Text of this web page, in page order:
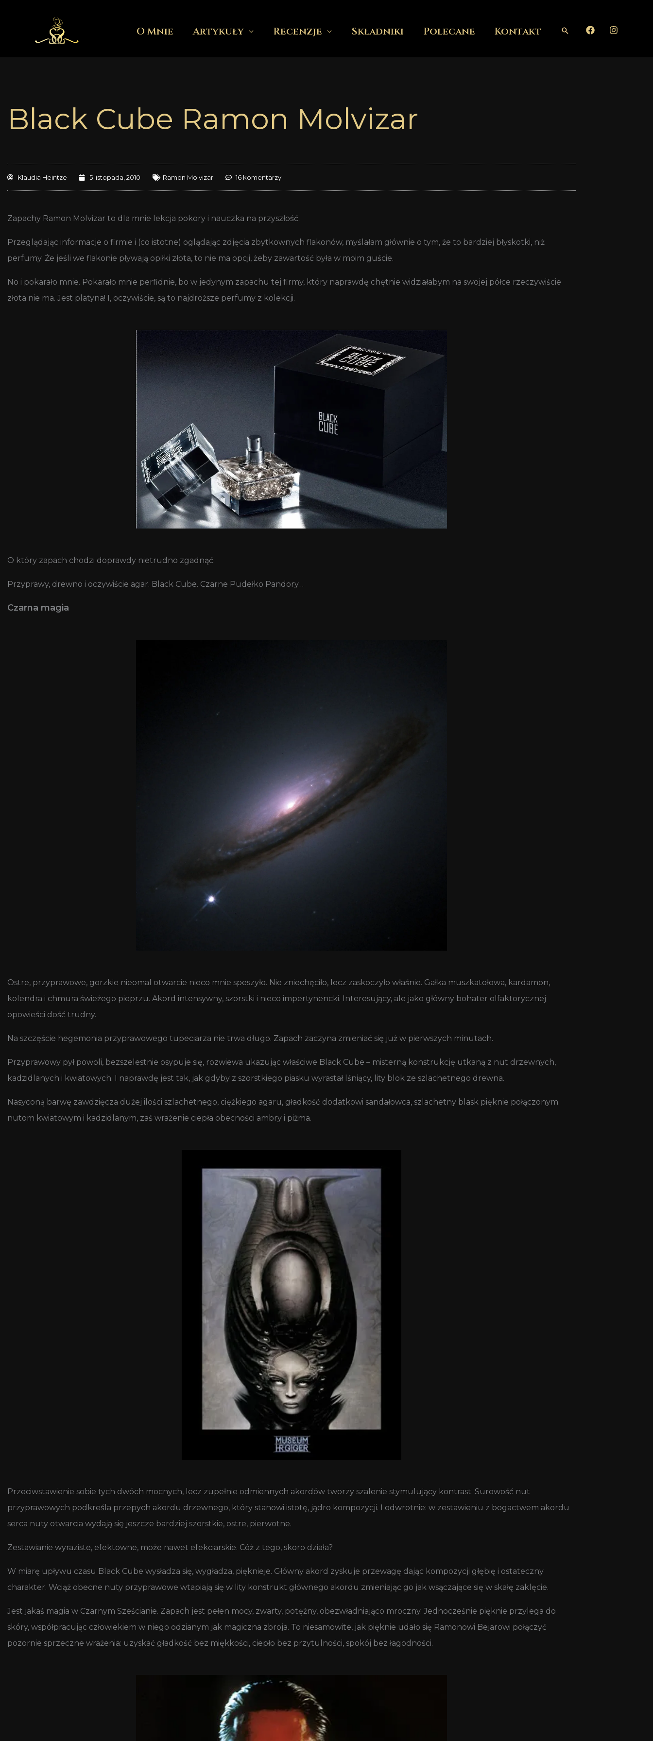
O Mnie Artykuły Recenzje Składniki Polecane Kontakt Szukaj
Black Cube Ramon Molvizar
Klaudia Heintze 5 listopada, 2010 Ramon Molvizar 16 komentarzy
Zapachy Ramon Molvizar to dla mnie lekcja pokory i nauczka na przyszłość.
Przeglądając informacje o firmie i (co istotne) oglądając zdjęcia zbytkownych flakonów, myślałam głównie o tym, że to bardziej błyskotki, niż
perfumy. Że jeśli we flakonie pływają opiłki złota, to nie ma opcji, żeby zawartość była w moim guście.
No i pokarało mnie. Pokarało mnie perfidnie, bo w jedynym zapachu tej firmy, który naprawdę chętnie widziałabym na swojej półce rzeczywiście
złota nie ma. Jest platyna! I, oczywiście, są to najdroższe perfumy z kolekcji.
O który zapach chodzi doprawdy nietrudno zgadnąć.
Przyprawy, drewno i oczywiście agar. Black Cube. Czarne Pudełko Pandory…
Czarna magia
Ostre, przyprawowe, gorzkie nieomal otwarcie nieco mnie speszyło. Nie zniechęciło, lecz zaskoczyło właśnie. Gałka muszkatołowa, kardamon,
kolendra i chmura świeżego pieprzu. Akord intensywny, szorstki i nieco impertynencki. Interesujący, ale jako główny bohater olfaktorycznej
opowieści dość trudny.
Na szczęście hegemonia przyprawowego tupeciarza nie trwa długo. Zapach zaczyna zmieniać się już w pierwszych minutach.
Przyprawowy pył powoli, bezszelestnie osypuje się, rozwiewa ukazując właściwe Black Cube – misterną konstrukcję utkaną z nut drzewnych,
kadzidlanych i kwiatowych. I naprawdę jest tak, jak gdyby z szorstkiego piasku wyrastał lśniący, lity blok ze szlachetnego drewna.
Nasyconą barwę zawdzięcza dużej ilości szlachetnego, ciężkiego agaru, gładkość dodatkowi sandałowca, szlachetny blask pięknie połączonym
nutom kwiatowym i kadzidlanym, zaś wrażenie ciepła obecności ambry i piżma.
Przeciwstawienie sobie tych dwóch mocnych, lecz zupełnie odmiennych akordów tworzy szalenie stymulujący kontrast. Surowość nut
przyprawowych podkreśla przepych akordu drzewnego, który stanowi istotę, jądro kompozycji. I odwrotnie: w zestawieniu z bogactwem akordu
serca nuty otwarcia wydają się jeszcze bardziej szorstkie, ostre, pierwotne.
Zestawianie wyraziste, efektowne, może nawet efekciarskie. Cóż z tego, skoro działa?
W miarę upływu czasu Black Cube wysładza się, wygładza, pięknieje. Główny akord zyskuje przewagę dając kompozycji głębię i ostateczny
charakter. Wciąż obecne nuty przyprawowe wtapiają się w lity konstrukt głównego akordu zmieniając go jak wsączające się w skałę zaklęcie.
Jest jakaś magia w Czarnym Sześcianie. Zapach jest pełen mocy, zwarty, potężny, obezwładniająco mroczny. Jednocześnie pięknie przylega do
skóry, współpracując człowiekiem w niego odzianym jak magiczna zbroja. To niesamowite, jak pięknie udało się Ramonowi Bejarowi połączyć
pozornie sprzeczne wrażenia: uzyskać gładkość bez miękkości, ciepło bez przytulności, spokój bez łagodności.